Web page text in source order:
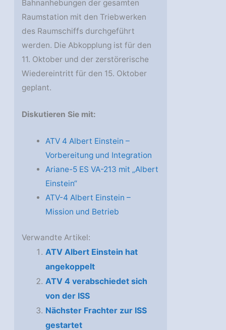
Bahnanhebungen der gesamten
Raumstation mit den Triebwerken
des Raumschiffs durchgeführt
werden. Die Abkopplung ist für den
11. Oktober und der zerstörerische
Wiedereintritt für den 15. Oktober
geplant.
Diskutieren Sie mit:
ATV 4 Albert Einstein –
Vorbereitung und Integration
Ariane-5 ES VA-213 mit „Albert
Einstein“
ATV-4 Albert Einstein –
Mission und Betrieb
Verwandte Artikel:
ATV Albert Einstein hat
angekoppelt
ATV 4 verabschiedet sich
von der ISS
Nächster Frachter zur ISS
gestartet